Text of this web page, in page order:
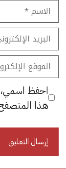
الاسم
البريد
الإلكتروني
الموقع
الإلكتروني
احفظ اسمي،
هذا